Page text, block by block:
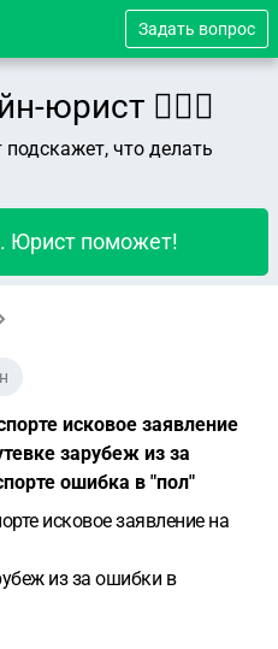
Задать вопрос
юрист 👨🏻‍⚖️
что делать
Юрист поможет!
исковое заявление
зарубеж из за
ошибка в "пол"
исковое заявление на
из за ошибки в